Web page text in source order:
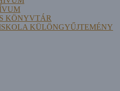
KÖNYVTÁR
KÜLÖNGYŰJTEMÉNY